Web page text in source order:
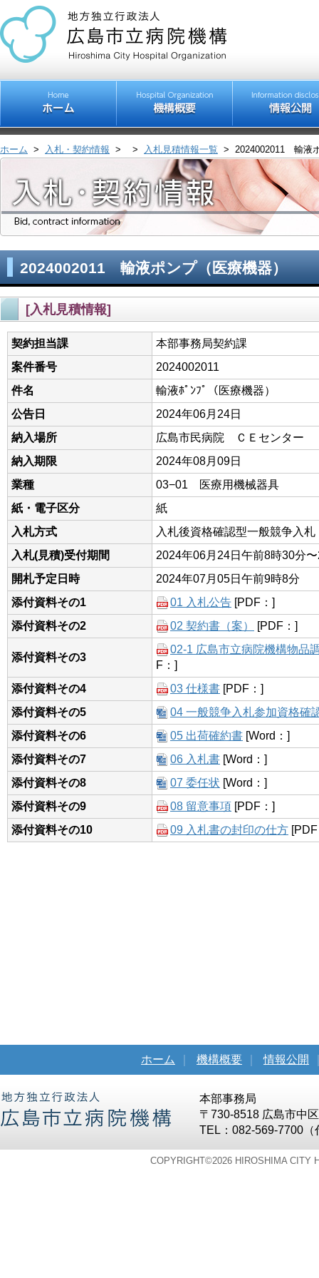
ホーム > 入札・契約情報 > > 入札見積情報一覧 > 2024002011 輸液
2024002011 輸液ポンプ（医療機器）
[入札見積情報]
契約担当課
本部事務局契約課
案件番号
2024002011
件名
輸液ﾎﾟﾝﾌﾟ（医療機器）
公告日
2024年06月24日
納入場所
広島市民病院 ＣＥセンター
納入期限
2024年08月09日
業種
03−01 医療用機械器具
紙・電子区分
紙
入札方式
入札後資格確認型一般競争入札
入札(見積)受付期間
2024年06月24日午前8時30分
開札予定日時
2024年07月05日午前9時8分
添付資料その1
01 入札公告 [PDF：]
添付資料その2
02 契約書（案） [PDF：]
添付資料その3
02-1 広島市立病院機構物品
F：]
添付資料その4
03 仕様書 [PDF：]
添付資料その5
04 一般競争入札参加資格確
添付資料その6
05 出荷確約書 [Word：]
添付資料その7
06 入札書 [Word：]
添付資料その8
07 委任状 [Word：]
添付資料その9
08 留意事項 [PDF：]
添付資料その10
09 入札書の封印の仕方
ホーム 機構概要 情報公開
本部事務局
〒730-8518 広島市中
TEL：082-569-7700
COPYRIGHT©2026 HIROSHIMA CITY